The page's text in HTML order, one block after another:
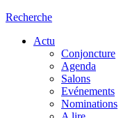
Recherche
Actu
Conjoncture
Agenda
Salons
Evénements
Nominations